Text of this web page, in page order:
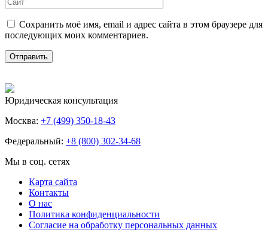
Сохранить моё имя, email и адрес сайта в этом браузере для
последующих моих комментариев.
Юридическая консультация
Москва: +7 (499) 350-18-43
Федеральный: +8 (800) 302-34-68
Мы в соц. сетях
Карта сайта
Контакты
О нас
Политика конфиденциальности
Согласие на обработку персональных данных